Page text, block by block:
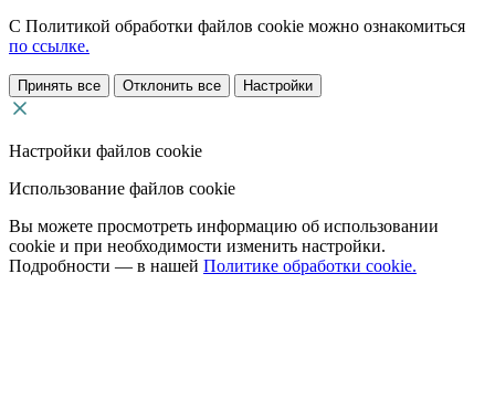
С Политикой обработки файлов cookie можно ознакомиться
по ссылке.
Принять все Отклонить все Настройки
Настройки файлов cookie
Использование файлов cookie
Вы можете просмотреть информацию об использовании
cookie и при необходимости изменить настройки.
Подробности — в нашей Политике обработки cookie.